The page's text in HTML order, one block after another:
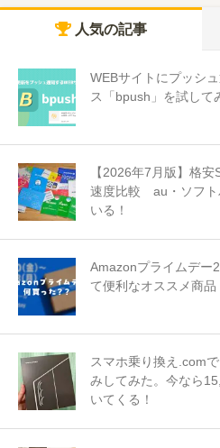
人気の記事
WEBサイトにプッシ
ス「bpush」を試して
【2026年7月版】格
速度比較 au・ソフト
いる！
Amazonプライムデー
て便利なオススメ商品
スマホ乗り換え.com
みしてみた。今なら
いてくる！